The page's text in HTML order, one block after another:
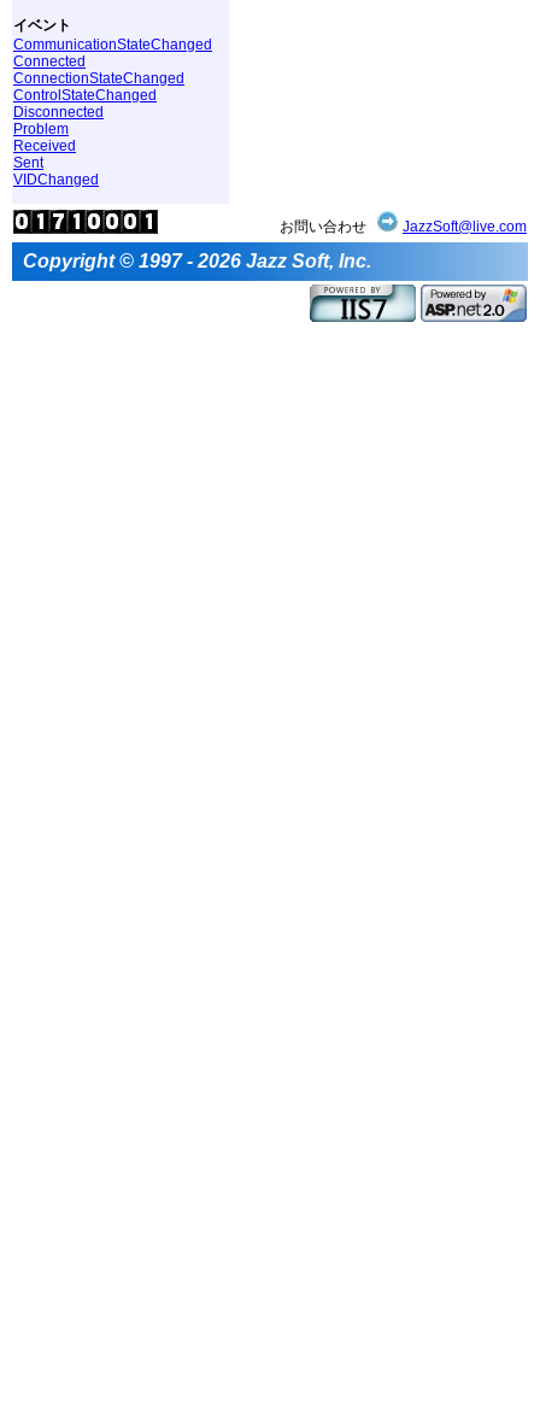
イベント
CommunicationStateChanged
Connected
ConnectionStateChanged
ControlStateChanged
Disconnected
Problem
Received
Sent
VIDChanged
お問い合わせ JazzSoft@live.com
Copyright © 1997 - 2026 Jazz Soft, Inc.